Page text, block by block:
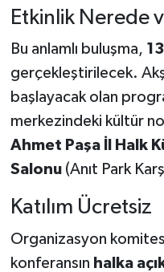
Etkinlik Nerede
Bu anlamlı buluşma,
gerçekleştirilecek.
başlayacak olan
merkezindeki kültür
Ahmet Paşa İl Halk
Salonu(Anıt Park
Katılım Ücretsiz
Organizasyon
konferansın halka